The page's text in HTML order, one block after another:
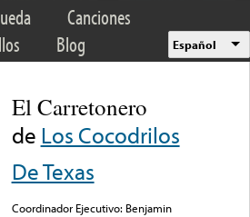
Canciones
Blog Español
El Carretonero
de Los Cocodrilos
De Texas
Coordinador Ejecutivo: Benjamin